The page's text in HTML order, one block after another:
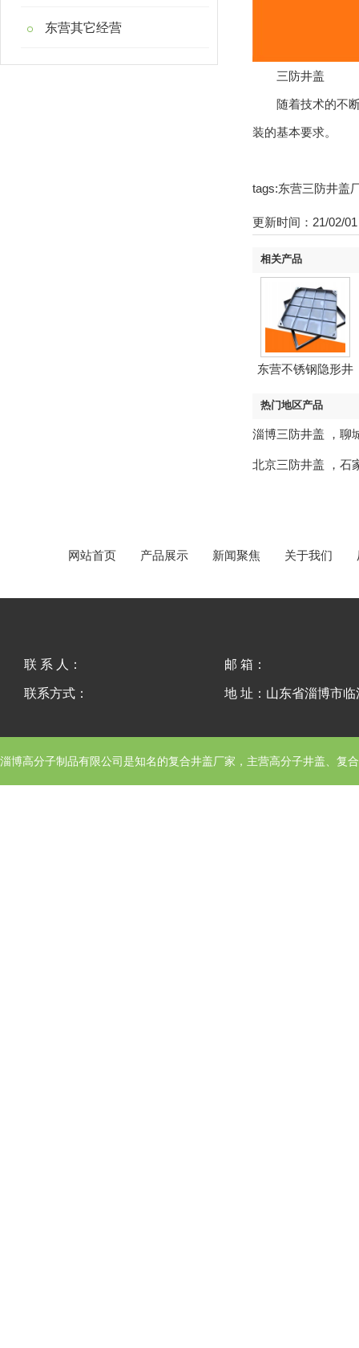
东营其它经营
三防井盖
随着技术的不断
装的基本要求。
tags:东营三防井盖
更新时间：21/02/
相关产品
东营不锈钢隐形井
热门地区产品
淄博三防井盖 ， 聊
北京三防井盖 ， 石
网站首页 产品展示 新闻聚焦 关于我们
联 系 人：
联系方式：
邮 箱：
地 址：山东省淄博市
淄博高分子制品有限公司是知名的复合井盖厂家，主营高分子井盖、复